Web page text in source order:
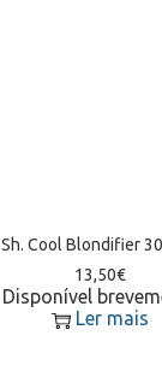
Sh. Cool Blondifier
13,50€
Disponível
Ler mais